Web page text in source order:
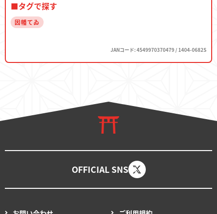
■タグで探す
因幡てゐ
JANコード: 4549970370479 / 1404-0682S
OFFICIAL SNS